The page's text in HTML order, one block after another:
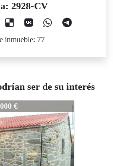
2928-CV
inmueble: 77
ser de su interés
82.500 €